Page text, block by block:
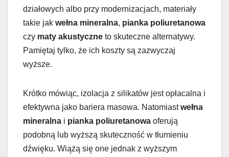
działowych albo przy modernizacjach, materiały
takie jak wełna mineralna, pianka poliuretanowa
czy maty akustyczne to skuteczne alternatywy.
Pamiętaj tylko, że ich koszty są zazwyczaj
wyższe.
Krótko mówiąc, izolacja z silikatów jest opłacalna i
efektywna jako bariera masowa. Natomiastwełna
mineralna i pianka poliuretanowa oferują
podobną lub wyższą skuteczność w tłumieniu
dźwięku. Wiążą się one jednak z wyższym